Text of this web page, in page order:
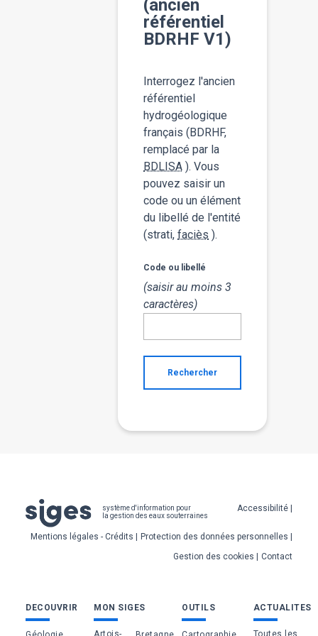
(ancien
référentiel
BDRHF V1)
Interrogez l'ancien
référentiel
hydrogéologique
français (BDRHF,
remplacé par la
BDLISA ). Vous
pouvez saisir un
code ou un élément
du libellé de l'entité
(strati, faciès ).
Code ou libellé
(saisir au moins 3
caractères)
Rechercher
système d'information pour
la gestion des eaux souterraines
Pied
de
page
Accessibilité
Mentions légales - Crédits
Protection des données personnelles
Gestion des cookies
Contact
Bas
de
DECOUVRIR MON SIGES
Artois-
OUTILS ACTUALITES
Toutes les